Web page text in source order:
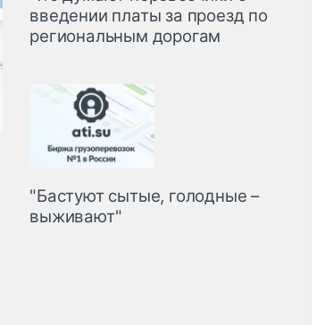
введении платы за проезд по
региональным дорогам
"Бастуют сытые, голодные –
выживают"